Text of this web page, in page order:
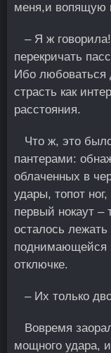
меня,и вопящую
– Я ж
перекричать
Ибо любоваться
страсть как
расстояния.
Что ж, это было
пантерами:
облаченных в
удары, топот
первый нокаут –
осталось
поднимающейся
отключке.
– Их только
Вовремя
мощного удара,